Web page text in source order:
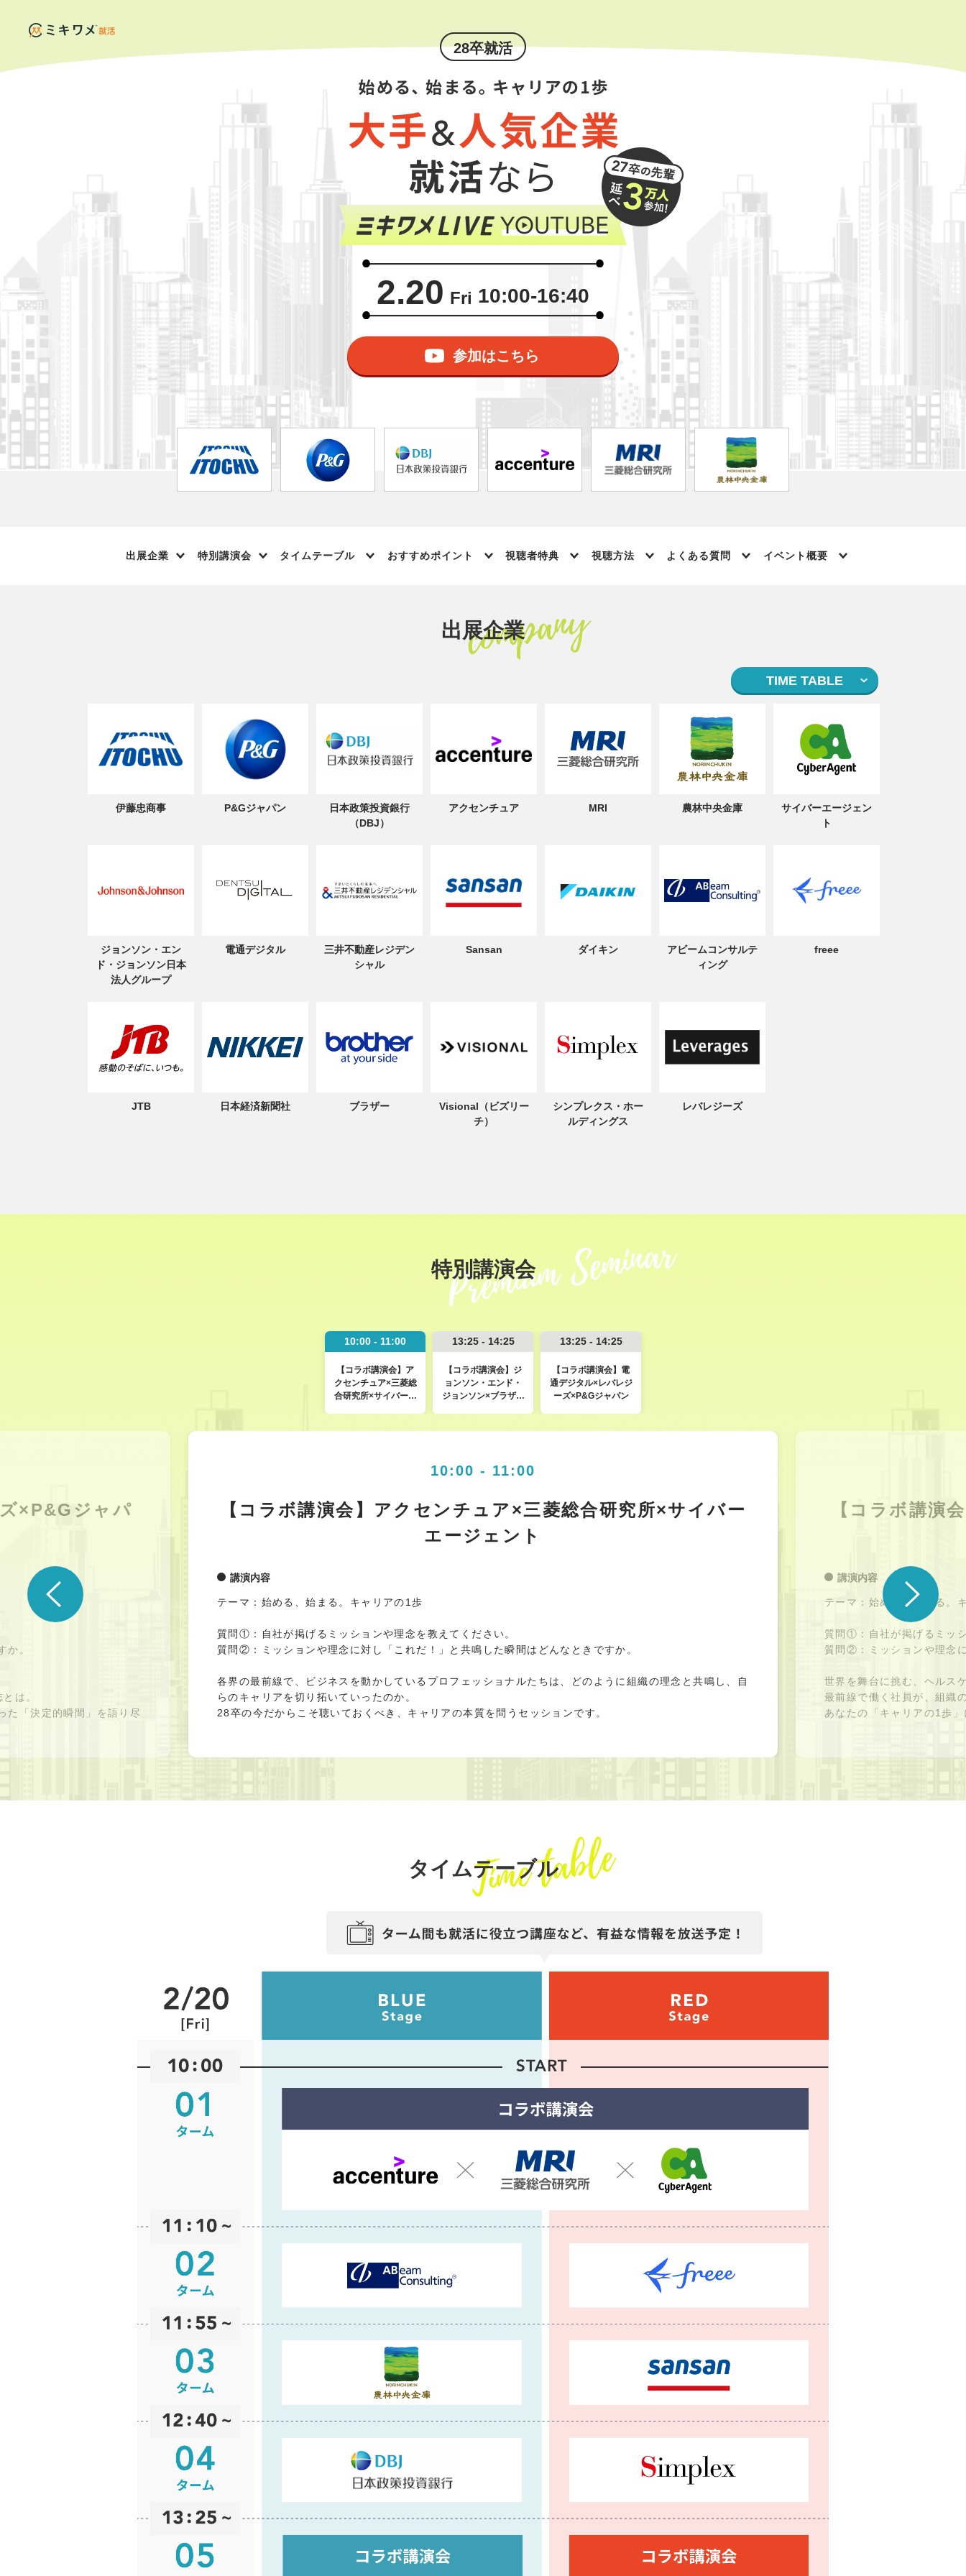
28卒就活
2.20 Fri 10:00-16:40
参加はこちら
出展企業 特別講演会 タイムテーブル おすすめポイント 視聴者特典 視聴方法 よくある質問 イベント概要
出展企業
TIME TABLE
伊藤忠商事 P&Gジャパン
日本政策投資銀行
（DBJ）
アクセンチュア MRI 農林中央金庫
サイバーエージェン
ト
ジョンソン・エン
ド・ジョンソン日本
法人グループ
電通デジタル
三井不動産レジデン
シャル
Sansan ダイキン
アビームコンサルテ
ィング
freee
JTB 日本経済新聞社 ブラザー
Visional（ビズリー
チ）
シンプレクス・ホー
ルディングス
レバレジーズ
特別講演会
10:00 - 11:00
【コラボ講演会】ア
クセンチュア×三菱総
合研究所×サイバーエ
13:25 - 14:25
【コラボ講演会】ジ
ョンソン・エンド・
ジョンソン×ブラザー
13:25 - 14:25
【コラボ講演会】電
通デジタル×レバレジ
ーズ×P&Gジャパン
×P&Gジャパ
か。
は。
た「決定的瞬間」を語り尽
10:00 - 11:00
【コラボ講演会】アクセンチュア×三菱総合研究所×サイバー
エージェント
講演内容
テーマ：始める、始まる。キャリアの1歩
質問①：自社が掲げるミッションや理念を教えてください。
質問②：ミッションや理念に対し「これだ！」と共鳴した瞬間はどんなときですか。
各界の最前線で、ビジネスを動かしているプロフェッショナルたちは、どのように組織の理念と共鳴し、自
らのキャリアを切り拓いていったのか。
28卒の今だからこそ聴いておくべき、キャリアの本質を問うセッションです。
【コラボ講演
講演内容
テーマ：始める、始まる。
質問①：自社が掲げるミッ
質問②：ミッションや理念
世界を舞台に挑む、ヘルス
最前線で働く社員が、組織
あなたの「キャリアの1歩
タイムテーブル